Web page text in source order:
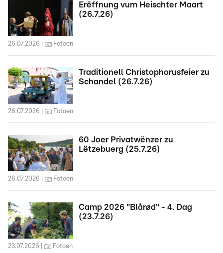
Erëffnung vum Heischter Maart
(26.7.26)
26.07.2026 Fotoen
Traditionell Christophorusfeier zu
Schandel (26.7.26)
26.07.2026 Fotoen
60 Joer Privatwënzer zu
Lëtzebuerg (25.7.26)
26.07.2026 Fotoen
Camp 2026 "Blårød" - 4. Dag
(23.7.26)
23.07.2026 Fotoen